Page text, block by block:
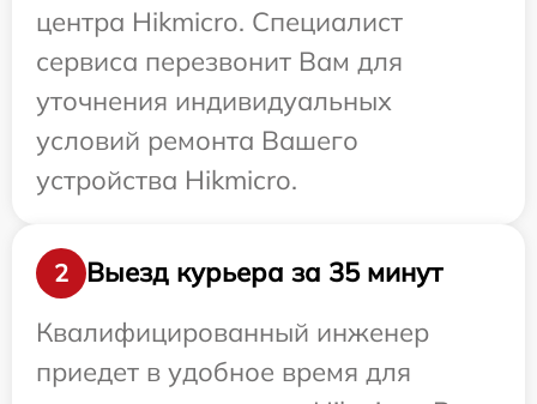
центра Hikmicro. Специалист
сервиса перезвонит Вам для
уточнения индивидуальных
условий ремонта Вашего
устройства Hikmicro.
2
Выезд курьера за 35 минут
Квалифицированный инженер
приедет в удобное время для